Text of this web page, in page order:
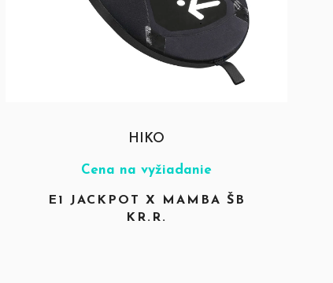
HIKO
Cena na vyžiadanie
E1 JACKPOT X MAMBA ŠB
KR.R.